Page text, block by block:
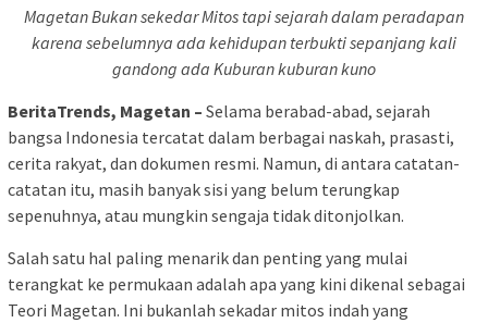
Magetan Bukan sekedar Mitos tapi sejarah dalam peradapan
karena sebelumnya ada kehidupan terbukti sepanjang kali
gandong ada Kuburan kuburan kuno
BeritaTrends, Magetan – Selama berabad-abad, sejarah
bangsa Indonesia tercatat dalam berbagai naskah, prasasti,
cerita rakyat, dan dokumen resmi. Namun, di antara catatan-
catatan itu, masih banyak sisi yang belum terungkap
sepenuhnya, atau mungkin sengaja tidak ditonjolkan.
Salah satu hal paling menarik dan penting yang mulai
terangkat ke permukaan adalah apa yang kini dikenal sebagai
Teori Magetan. Ini bukanlah sekadar mitos indah yang